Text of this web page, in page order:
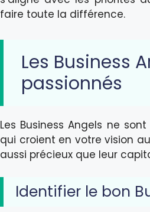
faire toute la différence.
Les Business
passionnés
Les Business Angels ne
qui croient en votre vision
aussi précieux que leur
Identifier le bon